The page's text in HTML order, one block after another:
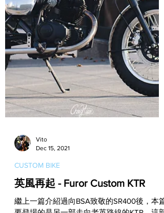
Dec 15, 2021
CUSTOM BIKE
英風再起 - Furor Custom KTR